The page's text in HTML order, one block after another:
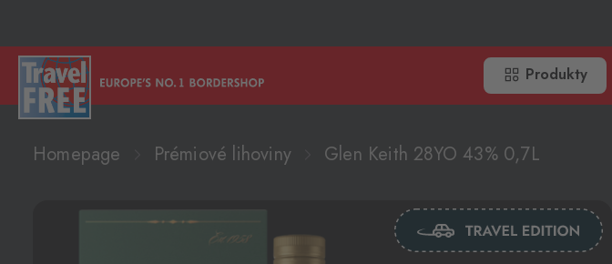
Produkty
Homepage Prémiové lihoviny Glen Keith 28YO 43% 0,7L